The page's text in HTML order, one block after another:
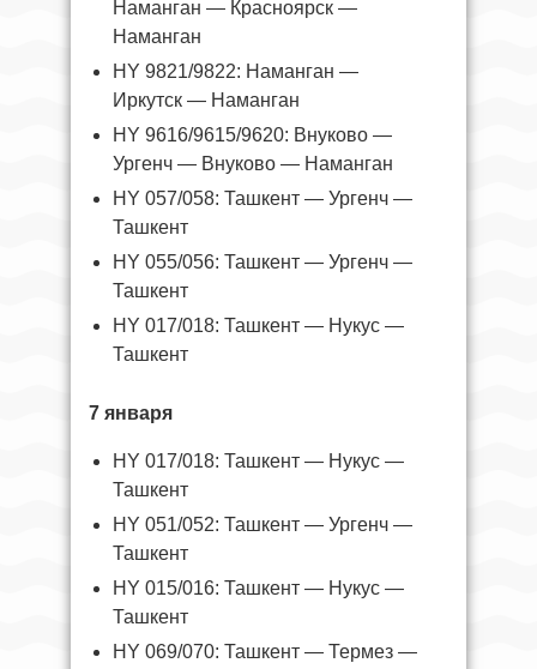
Наманган — Красноярск —
Наманган
HY 9821/9822: Наманган —
Иркутск — Наманган
HY 9616/9615/9620: Внуково —
Ургенч — Внуково — Наманган
HY 057/058: Ташкент — Ургенч —
Ташкент
HY 055/056: Ташкент — Ургенч —
Ташкент
HY 017/018: Ташкент — Нукус —
Ташкент
7 января
HY 017/018: Ташкент — Нукус —
Ташкент
HY 051/052: Ташкент — Ургенч —
Ташкент
HY 015/016: Ташкент — Нукус —
Ташкент
HY 069/070: Ташкент — Термез —